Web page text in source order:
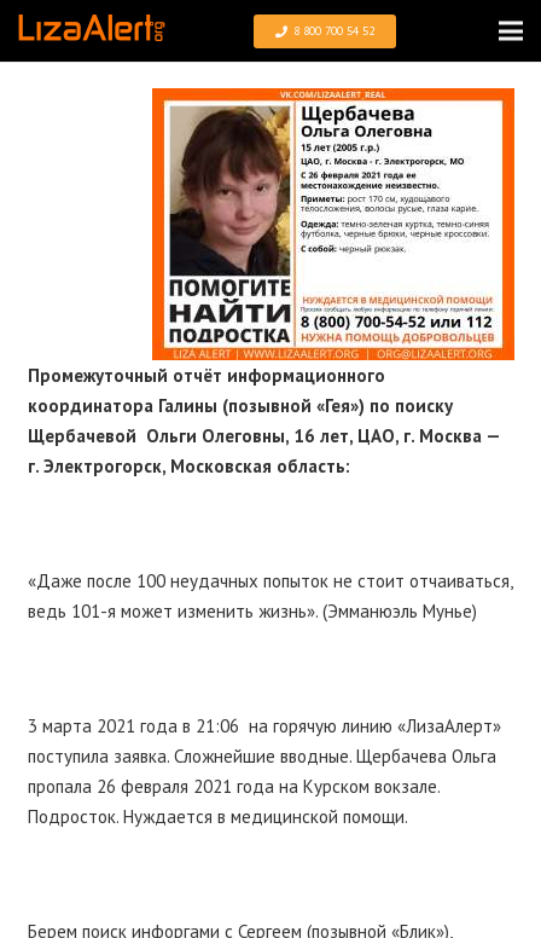
8 800 700 54 52
Промежуточный отчëт информационного
координатора Галины (позывной «Гея») по поиску
Щербачевой Ольги Олеговны, 16 лет, ЦАО, г. Москва —
г. Электрогорск, Московская область:
«Даже после 100 неудачных попыток не стоит отчаиваться,
ведь 101-я может изменить жизнь». (Эмманюэль Мунье)
3 марта 2021 года в 21:06 на горячую линию «ЛизаАлерт»
поступила заявка. Сложнейшие вводные. Щербачева Ольга
пропала 26 февраля 2021 года на Курском вокзале.
Подросток. Нуждается в медицинской помощи.
Берем поиск инфоргами с Сергеем (позывной «Блик»),